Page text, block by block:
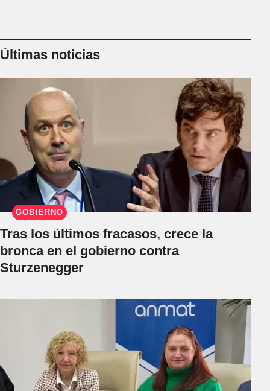
Últimas noticias
GOBIERNO
Tras los últimos fracasos, crece la
bronca en el gobierno contra
Sturzenegger